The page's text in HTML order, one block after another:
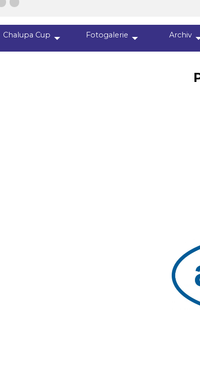
details.
slide details.
Slide
Third slide details.
Fourth slide details.
Chalupa Cup Fotogalerie Archiv